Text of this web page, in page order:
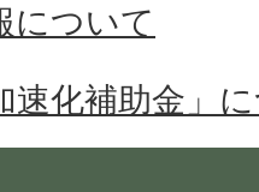
について
速化補助金」